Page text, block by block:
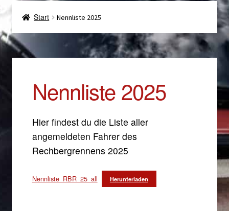
Teilnehmer
Beherbergungsbetriebe
Medien
Nachhaltigkeit
Archiv
Kontakt
Start Nennliste 2025
Nennliste 2025
Hier findest du die Liste aller
angemeldeten Fahrer des
Rechbergrennens 2025
Nennliste_RBR_25_all Herunterladen